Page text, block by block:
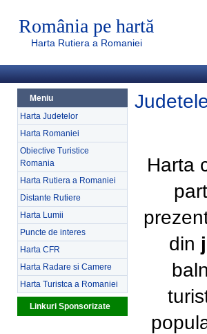
România pe hartă
Harta Rutiera a Romaniei
Meniu
Harta Judetelor
Harta Romaniei
Obiective Turistice
Romania
Harta Rutiera a Romaniei
Distante Rutiere
Harta Lumii
Puncte de interes
Harta CFR
Harta Radare si Camere
Harta Turistca a Romaniei
Linkuri Sponsorizate
Harta
din